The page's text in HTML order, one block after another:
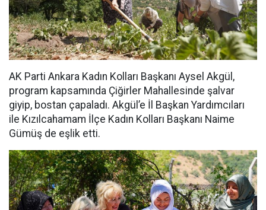
AK Parti Ankara Kadın Kolları Başkanı Aysel Akgül,
program kapsamında Çiğirler Mahallesinde şalvar
giyip, bostan çapaladı. Akgül’e İl Başkan Yardımcıları
ile Kızılcahamam İlçe Kadın Kolları Başkanı Naime
Gümüş de eşlik etti.